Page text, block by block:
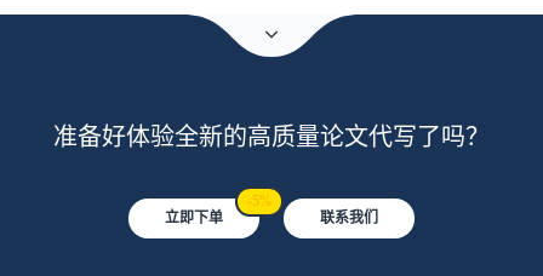
准备好体验全新的高质量论文代写了吗？
立即下单
-5%
联系我们